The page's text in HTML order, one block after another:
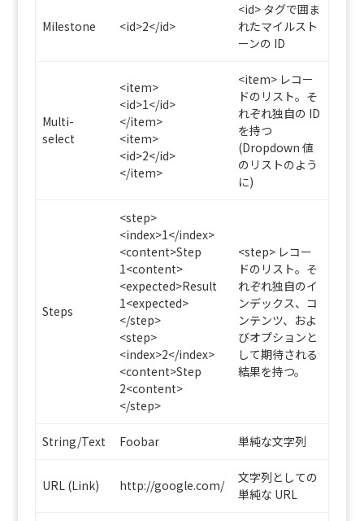
Milestone <id>2</id>
<id> タグで囲ま
れたマイルスト
ーンの ID
Multi-
select
<item>
<id>1</id>
</item>
<item>
<id>2</id>
</item>
<item> レコー
ドのリスト。そ
れぞれ独自の ID
を持つ
(Dropdown 値
のリストのよう
に)
Steps
<step>
<index>1</index>
<content>Step
1<content>
<expected>Result
1<expected>
</step>
<step>
<index>2</index>
<content>Step
2<content>
</step>
<step> レコー
ドのリスト。そ
れぞれ独自のイ
ンデックス、コ
ンテンツ、およ
びオプションと
して期待される
結果を持つ。
String/Text Foobar 単純な文字列
URL (Link) http://google.com/
文字列としての
単純な URL